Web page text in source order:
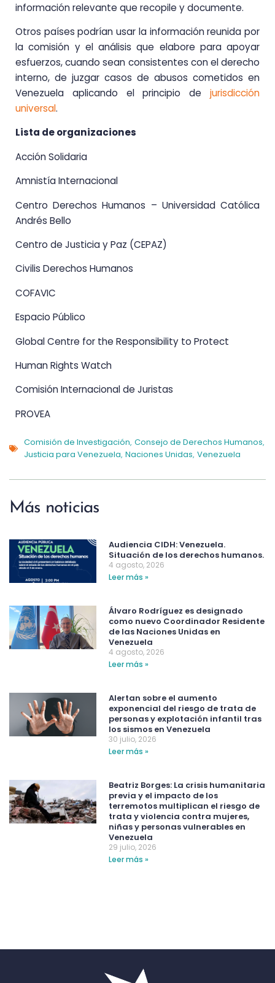
información relevante que recopile y documente.
Otros países podrían usar la información reunida por
la comisión y el análisis que elabore para apoyar
esfuerzos, cuando sean consistentes con el derecho
interno, de juzgar casos de abusos cometidos en
Venezuela aplicando el principio de jurisdicción
universal.
Lista de organizaciones
Acción Solidaria
Amnistía Internacional
Centro Derechos Humanos – Universidad Católica
Andrés Bello
Centro de Justicia y Paz (CEPAZ)
Civilis Derechos Humanos
COFAVIC
Espacio Público
Global Centre for the Responsibility to Protect
Human Rights Watch
Comisión Internacional de Juristas
PROVEA
Comisión de Investigación, Consejo de Derechos Humanos,
Justicia para Venezuela, Naciones Unidas, Venezuela
Más noticias
Audiencia CIDH: Venezuela.
Situación de los derechos humanos.
4 agosto, 2026
Leer más »
Álvaro Rodríguez es designado
como nuevo Coordinador Residente
de las Naciones Unidas en
Venezuela
4 agosto, 2026
Leer más »
Alertan sobre el aumento
exponencial del riesgo de trata de
personas y explotación infantil tras
los sismos en Venezuela
30 julio, 2026
Leer más »
Beatriz Borges: La crisis humanitaria
previa y el impacto de los
terremotos multiplican el riesgo de
trata y violencia contra mujeres,
niñas y personas vulnerables en
Venezuela
29 julio, 2026
Leer más »